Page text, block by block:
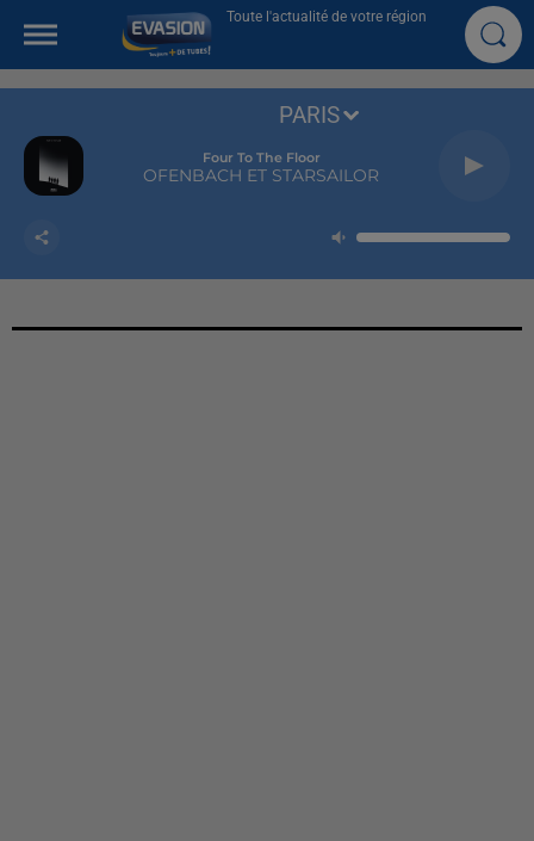
Toute l'actualité de votre région
Four To The Floor
OFENBACH ET STARSAILOR
PARIS